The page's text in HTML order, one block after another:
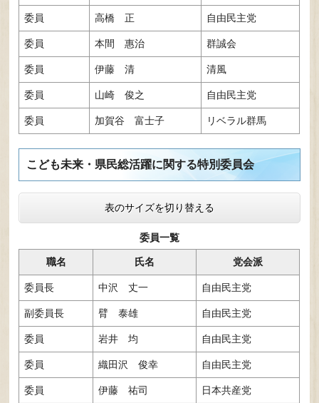
委員 高橋 正 自由民主党
委員 本間 惠治 群誠会
委員 伊藤 清 清風
委員 山崎 俊之 自由民主党
委員 加賀谷 富士子 リベラル群馬
こども未来・県民総活躍に関する特別委員会
表のサイズを切り替える
委員一覧
職名 氏名 党会派
委員長 中沢 丈一 自由民主党
副委員長 臂 泰雄 自由民主党
委員 岩井 均 自由民主党
委員 織田沢 俊幸 自由民主党
委員 伊藤 祐司 日本共産党